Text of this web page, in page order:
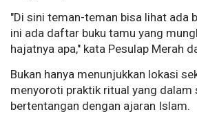
"Di sini teman-teman bisa lihat ada
ini ada daftar buku tamu yang
hajatnya apa," kata Pesulap Merah
Bukan hanya menunjukkan lokasi
menyoroti praktik ritual yang dalam
bertentangan dengan ajaran Islam.